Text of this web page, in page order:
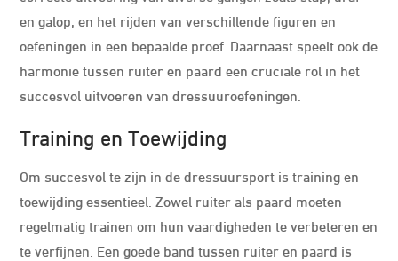
en galop, en het rijden van verschillende figuren en
oefeningen in een bepaalde proef. Daarnaast speelt ook de
harmonie tussen ruiter en paard een cruciale rol in het
succesvol uitvoeren van dressuuroefeningen.
Training en Toewijding
Om succesvol te zijn in de dressuursport is training en
toewijding essentieel. Zowel ruiter als paard moeten
regelmatig trainen om hun vaardigheden te verbeteren en
te verfijnen. Een goede band tussen ruiter en paard is